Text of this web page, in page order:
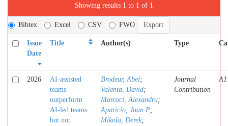
Showing results 1 to 1 of 1
Bibtex Excel CSV FWO
Issue
Date
Title Author(s) Type
2026
AI-assisted
teams
outperform
AI-led teams
but not
Brodeur, Abel;
Valenta, David;
Marcoci, Alexandru;
Aparicio, Juan P;
Mikola, Derek;
Journal
Contribution
A1